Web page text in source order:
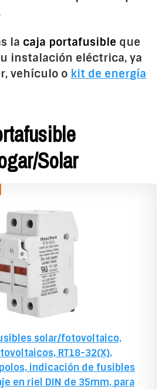
la caja portafusible que
instalación eléctrica, ya
vehículo o kit de energía
Solar
solar/fotovoltaico,
RT18-32(X),
polos, indicación de fusibles
en riel DIN de 35mm, para